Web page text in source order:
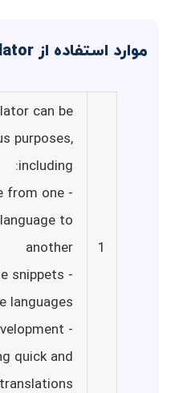
موارد استفاده از AI Code Translator
1
can be
purposes,
including:
from one
to
another
snippets
languages
quick and